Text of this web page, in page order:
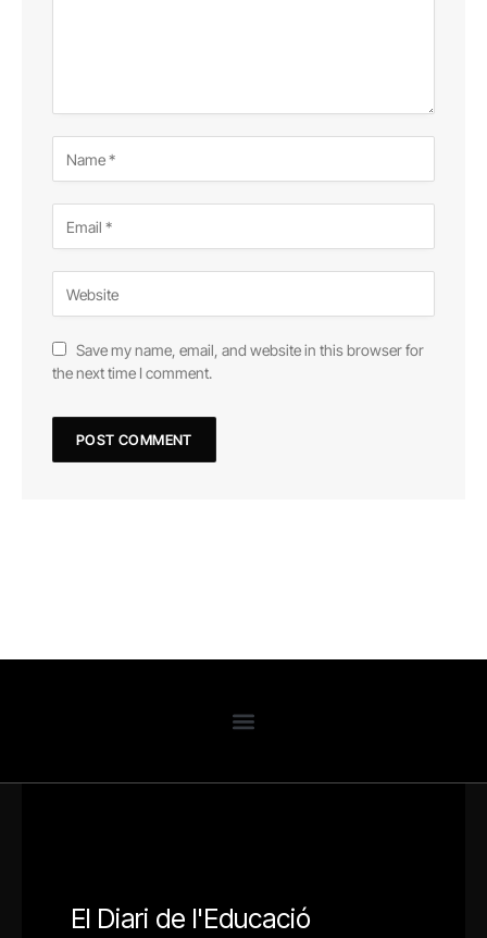
Save my name, email, and website in this browser for
the next time I comment.